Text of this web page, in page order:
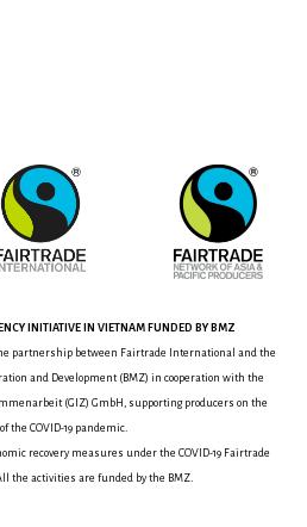
INITIATIVE IN VIETNAM FUNDED BY BMZ
partnership between Fairtrade International and the
and Development (BMZ) in cooperation with the
(GIZ) GmbH, supporting producers on the
the COVID-19 pandemic.
recovery measures under the COVID-19 Fairtrade
the activities are funded by the BMZ.